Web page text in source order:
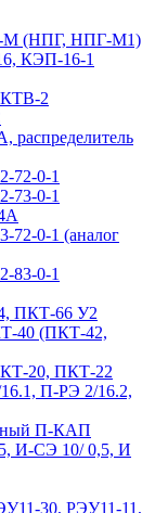
М (НПГ, НПГ-М1)
КЭП-16-1
КТВ-2
распределитель
72-0-1
73-0-1
72-0-1 (аналог
83-0-1
ПКТ-66 У2
40 (ПКТ-42,
20, ПКТ-22
П-РЭ 2/16.2,
П-КАП
И-СЭ 10/ 0,5, И
30, РЭУ11-11,